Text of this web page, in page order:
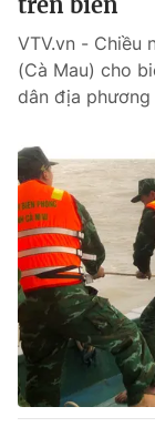
VTV.vn - Chiều
(Cà Mau) cho
dân địa